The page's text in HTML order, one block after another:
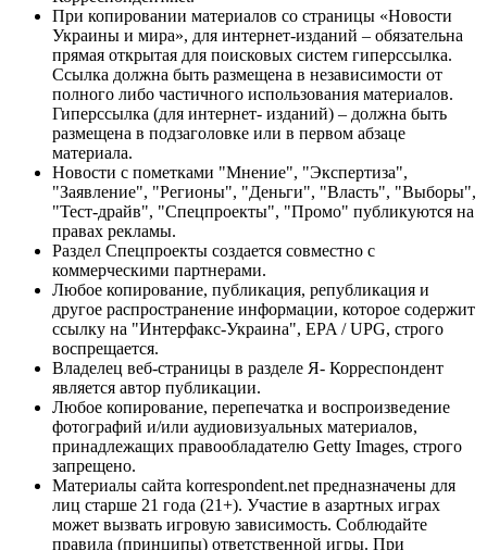
При копировании материалов со страницы «Новости
Украины и мира», для интернет-изданий – обязательна
прямая открытая для поисковых систем гиперссылка.
Ссылка должна быть размещена в независимости от
полного либо частичного использования материалов.
Гиперссылка (для интернет- изданий) – должна быть
размещена в подзаголовке или в первом абзаце
материала.
Новости с пометками "Мнение", "Экспертиза",
"Заявление", "Регионы", "Деньги", "Власть", "Выборы",
"Тест-драйв", "Спецпроекты", "Промо" публикуются на
правах рекламы.
Раздел Спецпроекты создается совместно с
коммерческими партнерами.
Любое копирование, публикация, републикация и
другое распространение информации, которое содержит
ссылку на "Интерфакс-Украина", EPA / UPG, строго
воспрещается.
Владелец веб-страницы в разделе Я- Корреспондент
является автор публикации.
Любое копирование, перепечатка и воспроизведение
фотографий и/или аудиовизуальных материалов,
принадлежащих правообладателю Getty Images, строго
запрещено.
Материалы сайта korrespondent.net предназначены для
лиц старше 21 года (21+). Участие в азартных играх
может вызвать игровую зависимость. Соблюдайте
правила (принципы) ответственной игры. При